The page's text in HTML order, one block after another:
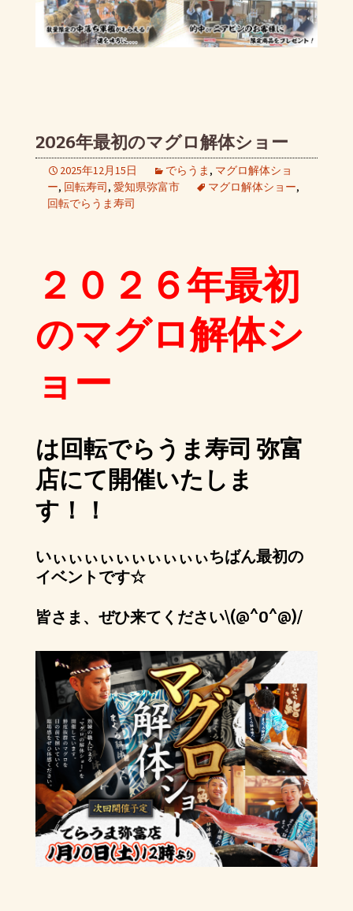
2026年最初のマグロ解体ショー
2025年12月15日 でらうま , マグロ解体ショ
ー, 回転寿司 , 愛知県弥富市 マグロ解体ショー,
回転でらうま寿司
２０２６年最初
のマグロ解体シ
ョー
は回転でらうま寿司 弥富
店にて開催いたしま
す！！
いぃぃぃぃぃぃぃぃぃぃちばん最初の
イベントです☆
皆さま、ぜひ来てください\(@^0^@)/